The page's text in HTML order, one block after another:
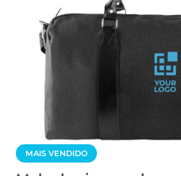
MAIS VENDIDO